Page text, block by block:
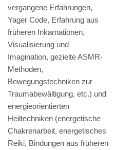
vergangene Erfahrungen,
Yager Code, Erfahrung aus
früheren Inkarnationen,
Visualisierung und
Imagination, gezielte ASMR-
Methoden,
Bewegungstechniken zur
Traumabewältigung, etc.) und
energieorientierten
Heiltechniken (energetische
Chakrenarbeit, energetisches
Reiki, Bindungen aus früheren